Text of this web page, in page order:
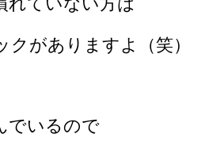
がありますよ（笑）
でいるので